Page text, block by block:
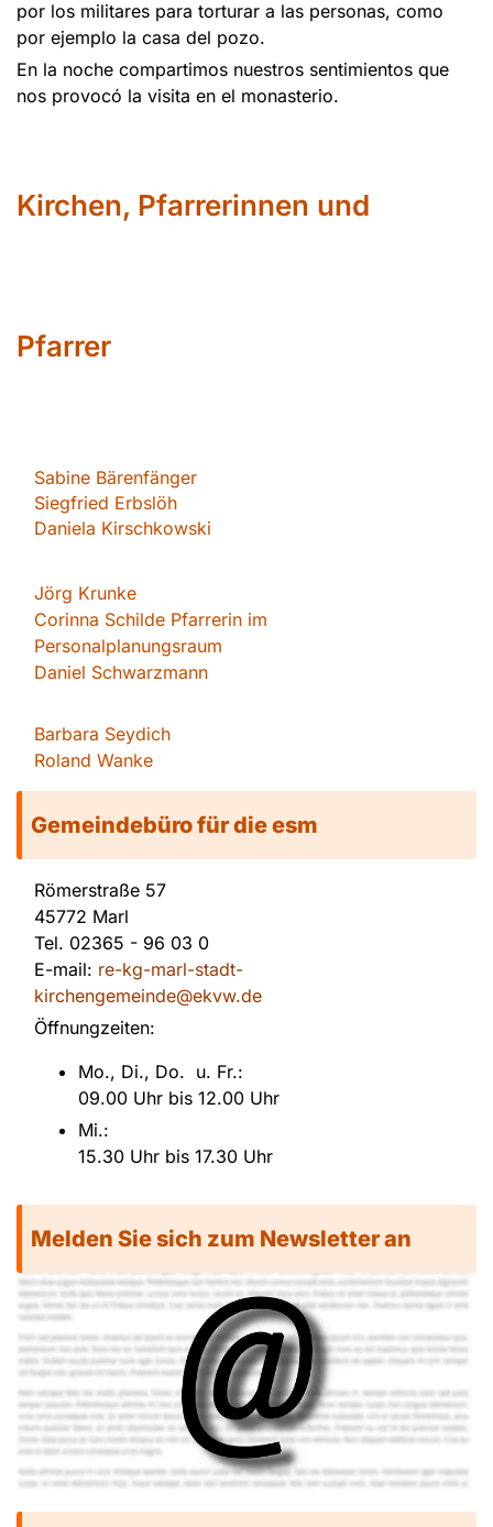
por los militares para torturar a las personas, como
por ejemplo la casa del pozo.
En la noche compartimos nuestros sentimientos que
nos provocó la visita en el monasterio.
Kirchen, Pfarrerinnen und
Pfarrer
Sabine Bärenfänger
Siegfried Erbslöh
Daniela Kirschkowski
Jörg Krunke
Corinna Schilde Pfarrerin im
Personalplanungsraum
Daniel Schwarzmann
Barbara Seydich
Roland Wanke
Gemeindebüro für die esm
Römerstraße 57
45772 Marl
Tel. 02365 - 96 03 0
E-mail: re-kg-marl-stadt-
kirchengemeinde@ekvw.de
Öffnungzeiten:
Mo., Di., Do. u. Fr.:
09.00 Uhr bis 12.00 Uhr
Mi.:
15.30 Uhr bis 17.30 Uhr
Melden Sie sich zum Newsletter an